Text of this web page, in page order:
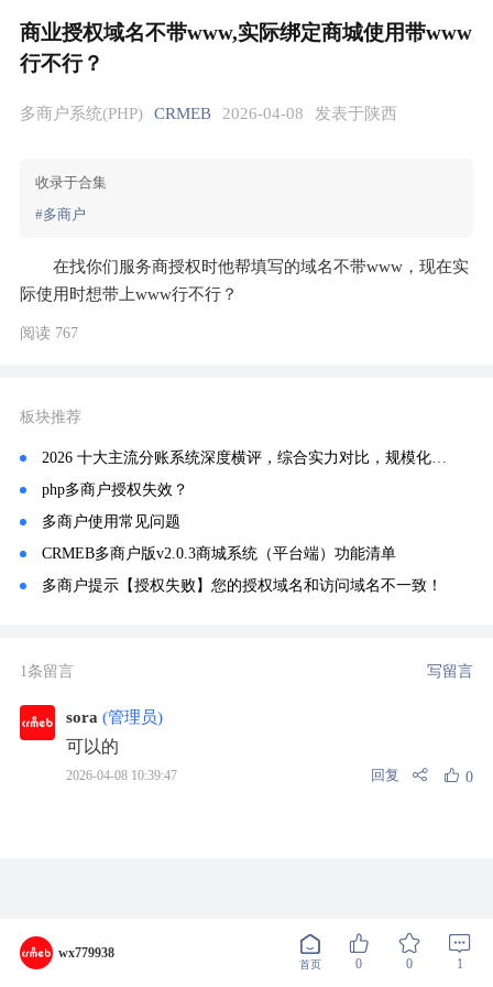
商业授权域名不带www,实际绑定商城使用带www
行不行？
多商户系统(PHP) CRMEB 2026-04-08 发表于陕西
收录于合集
#多商户
在找你们服务商授权时他帮填写的域名不带www，现在实
际使用时想带上www行不行？
阅读 767
板块推荐
2026 十大主流分账系统深度横评，综合实力对比，规模化平台优选分账链
php多商户授权失效？
多商户使用常见问题
CRMEB多商户版v2.0.3商城系统（平台端）功能清单
多商户提示【授权失败】您的授权域名和访问域名不一致！
wx779938
首页 0 0 1
1条留言 写留言
sora (管理员)
可以的
2026-04-08 10:39:47 回复 0